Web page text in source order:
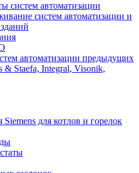
систем автоматизации
систем автоматизации и
автоматизации предыдущих
& Staefa, Integral, Visonik,
для котлов и горелок